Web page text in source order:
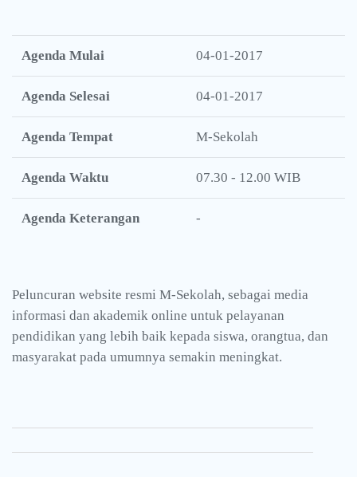
Agenda Mulai 04-01-2017
Agenda Selesai 04-01-2017
Agenda Tempat M-Sekolah
Agenda Waktu 07.30 - 12.00 WIB
Agenda Keterangan -
Peluncuran website resmi M-Sekolah, sebagai media
informasi dan akademik online untuk pelayanan
pendidikan yang lebih baik kepada siswa, orangtua, dan
masyarakat pada umumnya semakin meningkat.